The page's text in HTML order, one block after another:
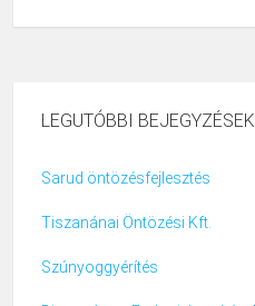
LEGUTÓBBI BEJEGYZÉSEK
Sarud öntözésfejlesztés
Tiszanánai Öntözési Kft.
Szúnyoggyérítés